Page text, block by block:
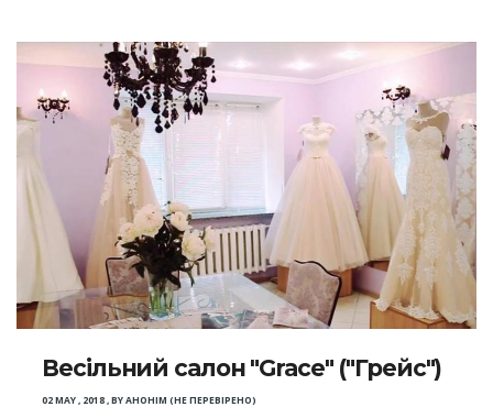
Весільний салон "Grace" ("Грейс")
02 MAY , 2018,BYАНОНІМ (НЕ ПЕРЕВІРЕНО)